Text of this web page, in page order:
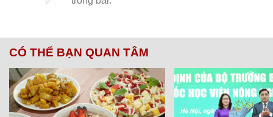
CÓ THỂ BẠN QUAN TÂM